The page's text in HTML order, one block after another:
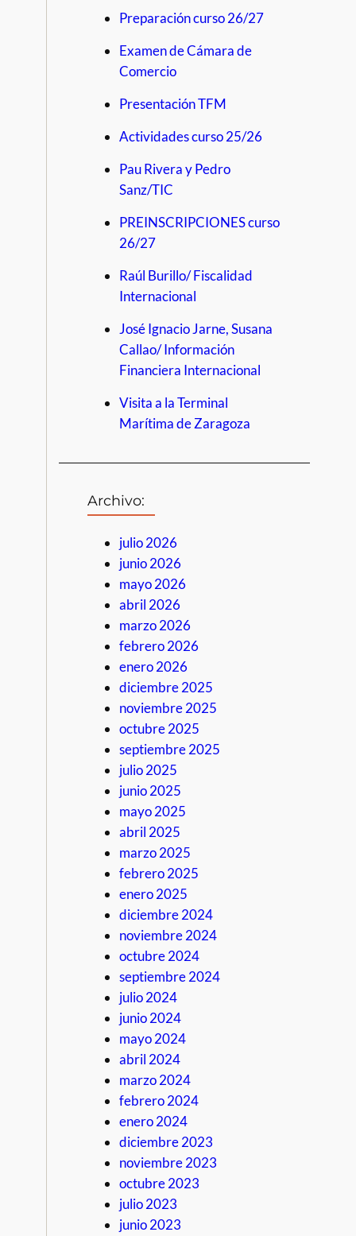
Preparación curso 26/27
Examen de Cámara de
Comercio
Presentación TFM
Actividades curso 25/26
Pau Rivera y Pedro
Sanz/TIC
PREINSCRIPCIONES curso
26/27
Raúl Burillo/ Fiscalidad
Internacional
José Ignacio Jarne, Susana
Callao/ Información
Financiera Internacional
Visita a la Terminal
Marítima de Zaragoza
Archivo:
julio 2026
junio 2026
mayo 2026
abril 2026
marzo 2026
febrero 2026
enero 2026
diciembre 2025
noviembre 2025
octubre 2025
septiembre 2025
julio 2025
junio 2025
mayo 2025
abril 2025
marzo 2025
febrero 2025
enero 2025
diciembre 2024
noviembre 2024
octubre 2024
septiembre 2024
julio 2024
junio 2024
mayo 2024
abril 2024
marzo 2024
febrero 2024
enero 2024
diciembre 2023
noviembre 2023
octubre 2023
julio 2023
junio 2023